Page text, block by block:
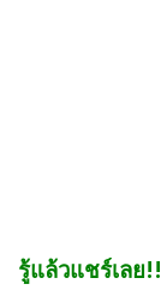
รู้แล้วแชร์เลย